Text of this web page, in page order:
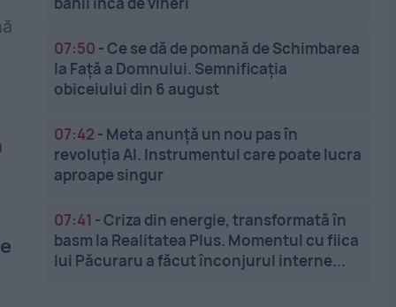
07:50 -Ce se dă de pomană de Schimbarea
la Față a Domnului. Semnificația
obiceiului din 6 august
07:42 - Meta anunță un nou pas în
revoluția AI. Instrumentul care poate lucra
aproape singur
07:41 -Criza din energie, transformată în
basm la Realitatea Plus. Momentul cu fiica
lui Păcuraru a făcut înconjurul interne...